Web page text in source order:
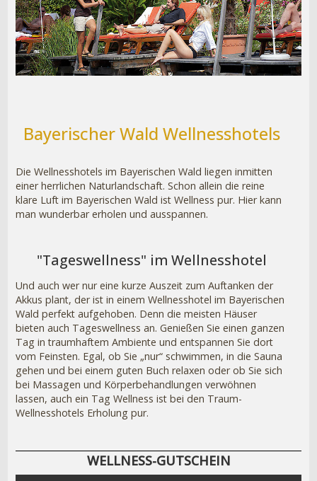
WELLNESS-GUTSCHEIN
Bayerischer Wald Wellnesshotels
Die Wellnesshotels im Bayerischen Wald liegen inmitten
einer herrlichen Naturlandschaft. Schon allein die reine
klare Luft im Bayerischen Wald ist Wellness pur. Hier kann
man wunderbar erholen und ausspannen.
"Tageswellness" im Wellnesshotel
Und auch wer nur eine kurze Auszeit zum Auftanken der
Akkus plant, der ist in einem Wellnesshotel im Bayerischen
Wald perfekt aufgehoben. Denn die meisten Häuser
bieten auch Tageswellness an. Genießen Sie einen ganzen
Tag in traumhaftem Ambiente und entspannen Sie dort
vom Feinsten. Egal, ob Sie „nur“ schwimmen, in die Sauna
gehen und bei einem guten Buch relaxen oder ob Sie sich
bei Massagen und Körperbehandlungen verwöhnen
lassen, auch ein Tag Wellness ist bei den Traum-
Wellnesshotels Erholung pur.